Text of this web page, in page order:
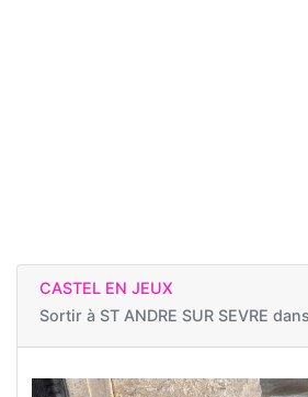
CASTEL EN JEUX
Sortir à ST ANDRE SUR SEVRE